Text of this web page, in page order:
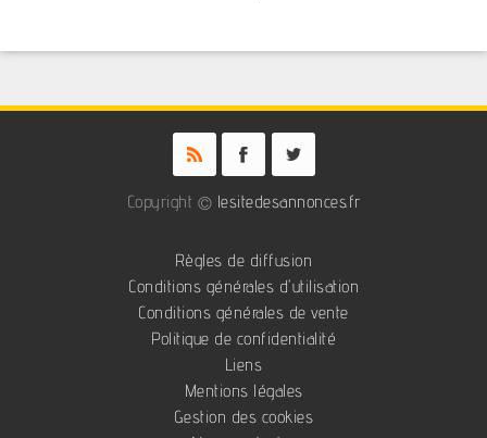
Copyright © lesitedesannonces.fr
Règles de diffusion
Conditions générales d'utilisation
Conditions générales de vente
Politique de confidentialité
Liens
Mentions légales
Gestion des cookies